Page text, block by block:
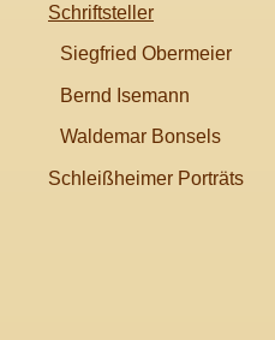
Schriftsteller
Siegfried Obermeier
Bernd Isemann
Waldemar Bonsels
Schleißheimer Porträts